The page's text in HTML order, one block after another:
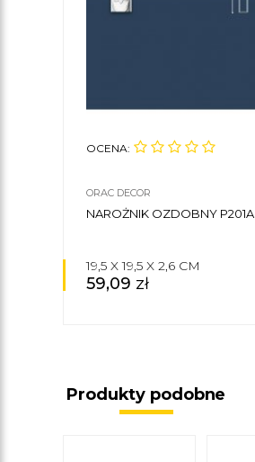
OCENA:
ORAC DECOR
NAROŻNIK OZDOBNY P201A
19,5 X 19,5 X 2,6 CM
59,09 zł
Produkty podobne